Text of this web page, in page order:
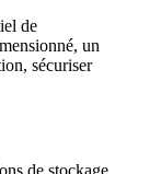
de
un
sécuriser